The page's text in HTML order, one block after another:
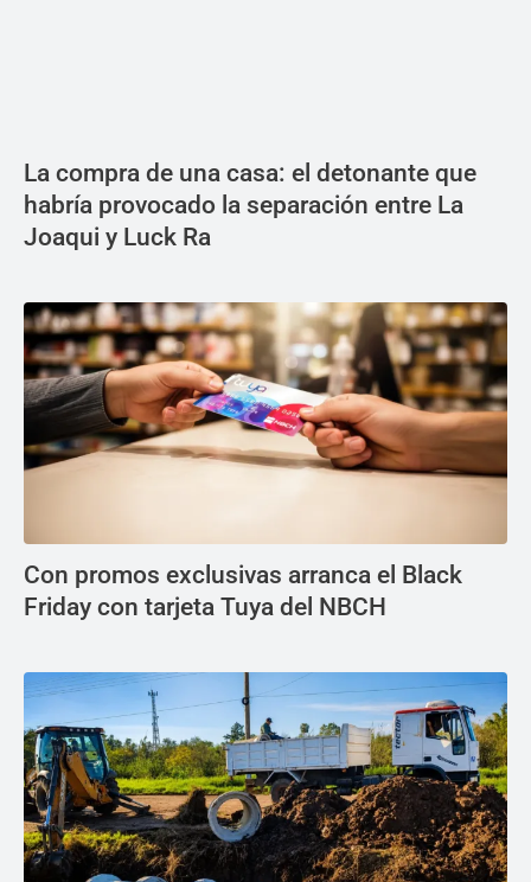
La compra de una casa: el detonante que
habría provocado la separación entre La
Joaqui y Luck Ra
Con promos exclusivas arranca el Black
Friday con tarjeta Tuya del NBCH